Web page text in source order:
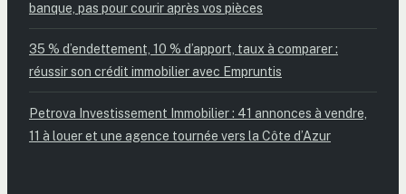
banque, pas pour courir après vos pièces
35 % d’endettement, 10 % d’apport, taux à comparer :
réussir son crédit immobilier avec Empruntis
Petrova Investissement Immobilier : 41 annonces à vendre,
11 à louer et une agence tournée vers la Côte d’Azur